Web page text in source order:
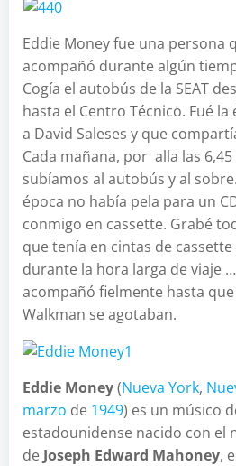
Eddie Money fue una persona
acompañó durante algún
Cogía el autobús de la SEAT
hasta el Centro Técnico. Fué
a David Saleses y que
Cada mañana, por alla las
subíamos al autobús y al
época no había pela para un
conmigo en cassette. Grabé
que tenía en cintas de
durante la hora larga de viaje
acompañó fielmente hasta que
Walkman se agotaban.
Eddie Money(Nueva York,
marzo de 1949) es un músico
estadounidense nacido con el
de Joseph Edward Mahoney,